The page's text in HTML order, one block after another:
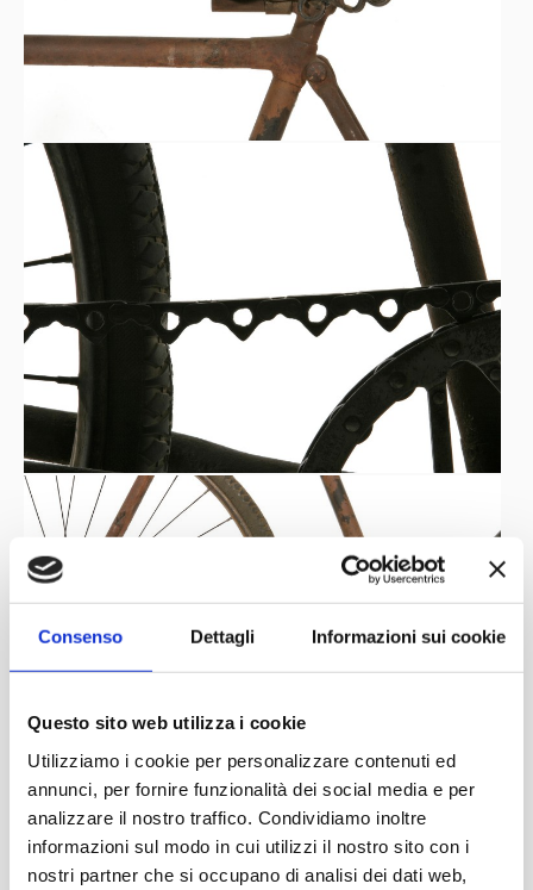
Consenso Dettagli Informazioni sui cookie
Questo sito web utilizza i cookie
Utilizziamo i cookie per personalizzare contenuti ed
annunci, per fornire funzionalità dei social media e per
analizzare il nostro traffico. Condividiamo inoltre
informazioni sul modo in cui utilizzi il nostro sito con i
nostri partner che si occupano di analisi dei dati web,